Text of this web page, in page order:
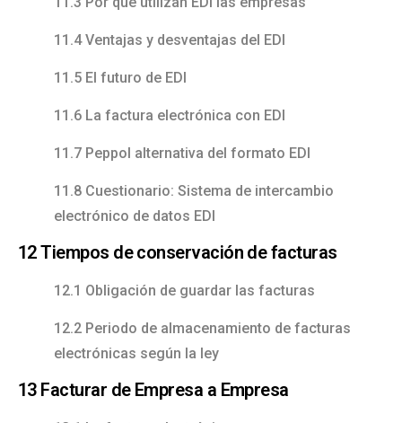
11.4 Ventajas y desventajas del EDI
11.5 El futuro de EDI
11.6 La factura electrónica con EDI
11.7 Peppol alternativa del formato EDI
11.8 Cuestionario: Sistema de intercambio
electrónico de datos EDI
12 Tiempos de conservación de facturas
12.1 Obligación de guardar las facturas
12.2 Periodo de almacenamiento de facturas
electrónicas según la ley
13 Facturar de Empresa a Empresa